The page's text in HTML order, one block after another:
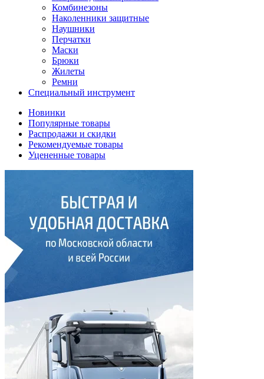
Комбинезоны
Наколенники защитные
Наушники
Перчатки
Маски
Брюки
Жилеты
Ремни
Специальный инструмент
Новинки
Популярные товары
Распродажи и скидки
Рекомендуемые товары
Уцененные товары